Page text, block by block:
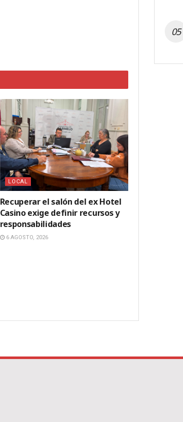
LOCAL
Recuperar el salón del ex Hotel
Casino exige definir recursos y
responsabilidades
6 AGOSTO, 2026